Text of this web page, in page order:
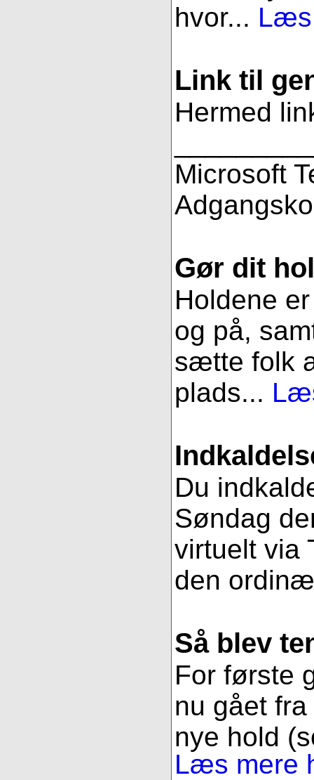
hvor... Læs
Link til
Hermed
Microsoft
Gør dit
Holdene
og på,
sætte folk
plads...
Du
Søndag
virtuelt via
den
Så blev
For første
nu gået
nye hold
Læs mere